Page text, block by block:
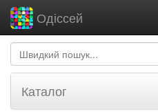
Одіссей
Каталог